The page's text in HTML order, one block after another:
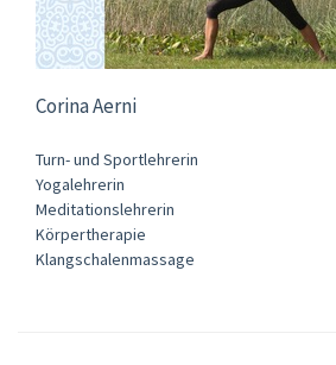
Corina Aerni
Turn- und Sportlehrerin
Yogalehrerin
Meditationslehrerin
Körpertherapie
Klangschalenmassage